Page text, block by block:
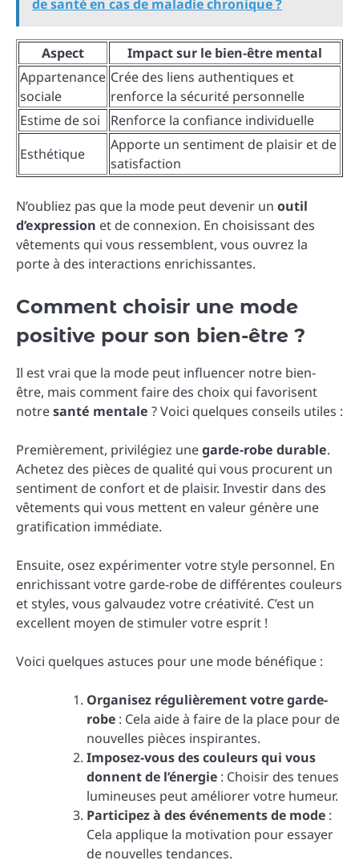
de santé en cas de maladie chronique ?
Aspect
Impact sur le bien-être mental
Appartenance
sociale
Crée des liens authentiques et
renforce la sécurité personnelle
Estime de soi
Renforce la confiance individuelle
Esthétique
Apporte un sentiment de plaisir et de
satisfaction
N’oubliez pas que la mode peut devenir un outil
d’expression et de connexion. En choisissant des
vêtements qui vous ressemblent, vous ouvrez la
porte à des interactions enrichissantes.
Comment choisir une mode
positive pour son bien-être ?
Il est vrai que la mode peut influencer notre bien-
être, mais comment faire des choix qui favorisent
notresanté mentale ? Voici quelques conseils utiles :
Premièrement, privilégiez unegarde-robe durable.
Achetez des pièces de qualité qui vous procurent un
sentiment de confort et de plaisir. Investir dans des
vêtements qui vous mettent en valeur génère une
gratification immédiate.
Ensuite, osez expérimenter votre style personnel. En
enrichissant votre garde-robe de différentes couleurs
et styles, vous galvaudez votre créativité. C’est un
excellent moyen de stimuler votre esprit !
Voici quelques astuces pour une mode bénéfique :
Organisez régulièrement votre garde-
robe : Cela aide à faire de la place pour de
nouvelles pièces inspirantes.
Imposez-vous des couleurs qui vous
donnent de l’énergie : Choisir des tenues
lumineuses peut améliorer votre humeur.
Participez à des événements de mode :
Cela applique la motivation pour essayer
de nouvelles tendances.